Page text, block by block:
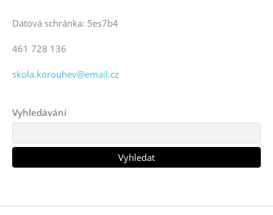
Datová schránka: 5es7b4
461 728 136
skola.korouhev@email.cz
Vyhledávání